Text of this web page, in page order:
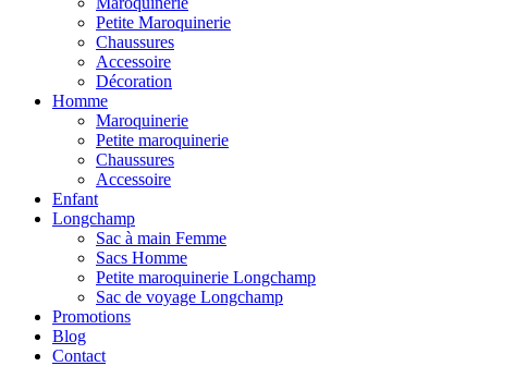
Petite Maroquinerie
Chaussures
Accessoire
Décoration
Homme
Maroquinerie
Petite maroquinerie
Chaussures
Accessoire
Enfant
Longchamp
Sac à main Femme
Sacs Homme
Petite maroquinerie Longchamp
Sac de voyage Longchamp
Promotions
Blog
Contact